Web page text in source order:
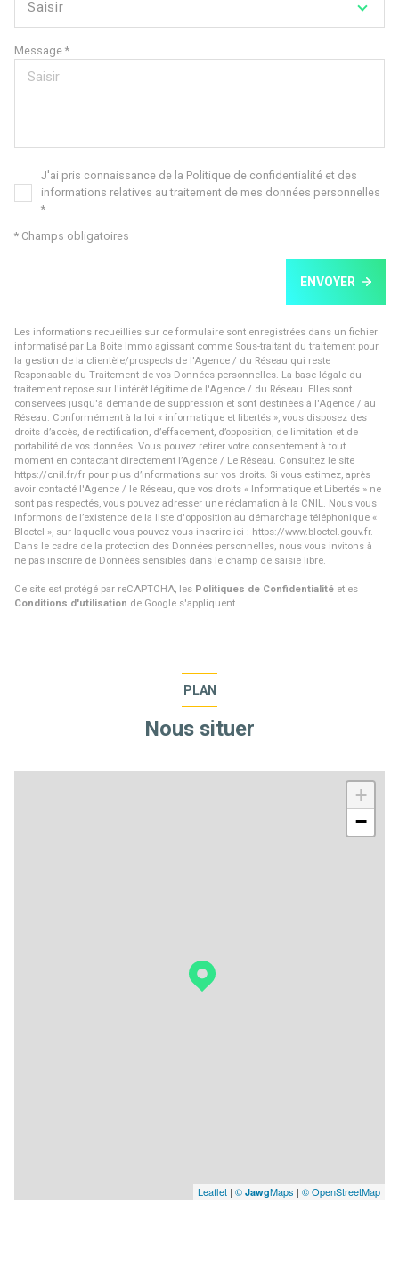
Saisir
Message *
J'ai pris connaissance de la Politique de confidentialité et des
informations relatives au traitement de mes données personnelles
*
* Champs obligatoires
ENVOYER
Les informations recueillies sur ce formulaire sont enregistrées dans un fichier
informatisé par La Boite Immo agissant comme Sous-traitant du traitement pour
la gestion de la clientèle/prospects de l'Agence / du Réseau qui reste
Responsable du Traitement de vos Données personnelles. La base légale du
traitement repose sur l'intérêt légitime de l'Agence / du Réseau. Elles sont
conservées jusqu'à demande de suppression et sont destinées à l'Agence / au
Réseau. Conformément à la loi « informatique et libertés », vous disposez des
droits d’accès, de rectification, d’effacement, d’opposition, de limitation et de
portabilité de vos données. Vous pouvez retirer votre consentement à tout
moment en contactant directement l’Agence / Le Réseau. Consultez le site
https://cnil.fr/fr pour plus d’informations sur vos droits. Si vous estimez, après
avoir contacté l'Agence / le Réseau, que vos droits « Informatique et Libertés » ne
sont pas respectés, vous pouvez adresser une réclamation à la CNIL. Nous vous
informons de l’existence de la liste d'opposition au démarchage téléphonique «
Bloctel », sur laquelle vous pouvez vous inscrire ici : https://www.bloctel.gouv.fr.
Dans le cadre de la protection des Données personnelles, nous vous invitons à
ne pas inscrire de Données sensibles dans le champ de saisie libre.
Ce site est protégé par reCAPTCHA, les Politiques de Confidentialité et es
Conditions d'utilisation de Google s'appliquent.
PLAN
Nous situer
+
−
Leaflet | © JawgMaps | © OpenStreetMap